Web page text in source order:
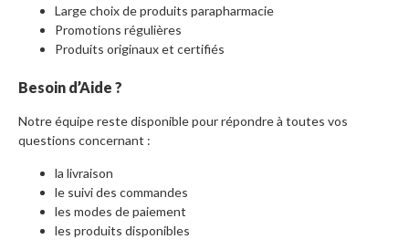
Large choix de produits parapharmacie
Promotions régulières
Produits originaux et certifiés
Besoin d’Aide ?
Notre équipe reste disponible pour répondre à toutes vos
questions concernant :
la livraison
le suivi des commandes
les modes de paiement
les produits disponibles